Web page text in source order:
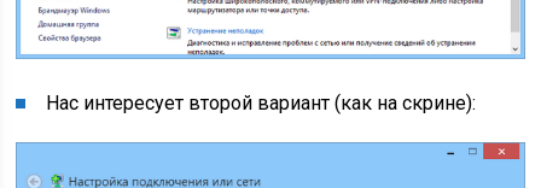
Нас интересует второй вариант (как на скрине):